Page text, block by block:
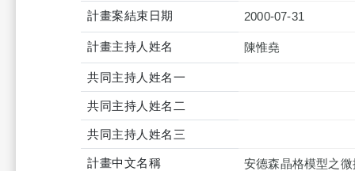
計畫案結束日期 2000-07-31
計畫主持人姓名 陳惟堯
共同主持人姓名一
共同主持人姓名二
共同主持人姓名三
計畫中文名稱 安德森晶格模型之